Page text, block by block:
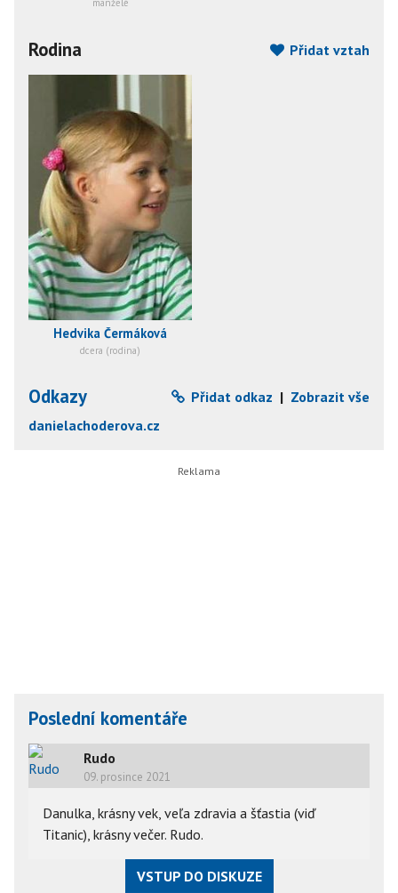
manželé
Rodina Přidat vztah
Hedvika Čermáková
dcera (rodina)
Odkazy Přidat odkaz | Zobrazit vše
danielachoderova.cz
Poslední komentáře
Rudo
09. prosince 2021
Danulka, krásny vek, veľa zdravia a šťastia (viď
Titanic), krásny večer. Rudo.
VSTUP DO DISKUZE